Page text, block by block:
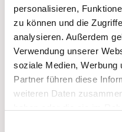
personalisieren,
zu können und die
analysieren. Außerdem
Verwendung unserer
soziale Medien, Werbung
Partner führen diese
weiteren Daten